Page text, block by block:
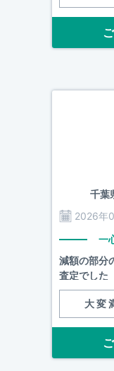
千葉
2026年
一
減額の部分
査定でした
大変